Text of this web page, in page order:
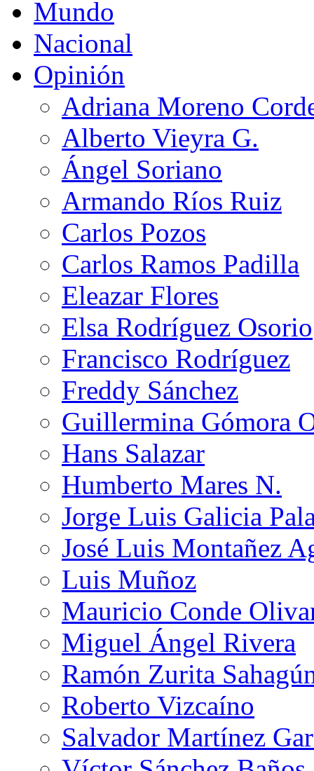
Mundo
Nacional
Opinión
Adriana Moreno
Alberto Vieyra G.
Ángel Soriano
Armando Ríos Ruiz
Carlos Pozos
Carlos Ramos Padilla
Eleazar Flores
Elsa Rodríguez Osorio
Francisco Rodríguez
Freddy Sánchez
Guillermina Gómora
Hans Salazar
Humberto Mares N.
Jorge Luis Galicia
José Luis Montañez
Luis Muñoz
Mauricio Conde
Miguel Ángel Rivera
Ramón Zurita
Roberto Vizcaíno
Salvador Martínez